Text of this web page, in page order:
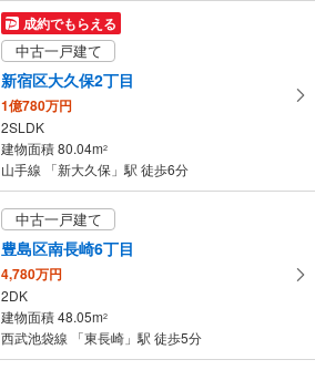
成約でもらえる
中古一戸建て
新宿区大久保2丁目
1億780万円
2SLDK
建物面積 80.04m2
山手線 「新大久保」駅 徒歩6分
中古一戸建て
豊島区南長崎6丁目
4,780万円
2DK
建物面積 48.05m2
西武池袋線 「東長崎」駅 徒歩5分